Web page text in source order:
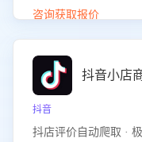
升客服团队的销服能力
咨询获取报价
抖音小店
抖音
抖店评价自动爬取 ·